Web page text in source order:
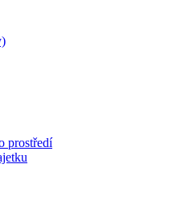
prostředí